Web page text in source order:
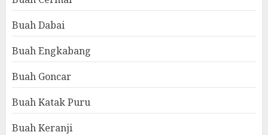
Buah Dabai
Buah Engkabang
Buah Goncar
Buah Katak Puru
Buah Keranji